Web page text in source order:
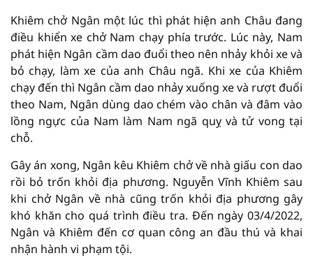
Khiêm chở Ngân một lúc thì phát hiện anh Châu đang
điều khiển xe chở Nam chạy phía trước. Lúc này, Nam
phát hiện Ngân cầm dao đuổi theo nên nhảy khỏi xe và
bỏ chạy, làm xe của anh Châu ngã. Khi xe của Khiêm
chạy đến thì Ngân cầm dao nhảy xuống xe và rượt đuổi
theo Nam, Ngân dùng dao chém vào chân và đâm vào
lồng ngực của Nam làm Nam ngã quỵ và tử vong tại
chỗ.
Gây án xong, Ngân kêu Khiêm chở về nhà giấu con dao
rồi bỏ trốn khỏi địa phương. Nguyễn Vĩnh Khiêm sau
khi chở Ngân về nhà cũng trốn khỏi địa phương gây
khó khăn cho quá trình điều tra. Đến ngày 03/4/2022,
Ngân và Khiêm đến cơ quan công an đầu thú và khai
nhận hành vi phạm tội.